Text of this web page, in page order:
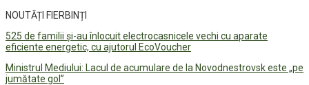
NOUTĂȚI FIERBINȚI
525 de familii și-au înlocuit electrocasnicele vechi cu aparate
eficiente energetic, cu ajutorul EcoVoucher
Ministrul Mediului: Lacul de acumulare de la Novodnestrovsk este „pe
jumătate gol”